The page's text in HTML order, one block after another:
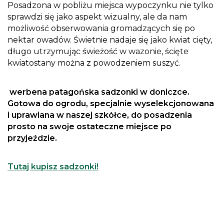
Posadzona w pobliżu miejsca wypoczynku nie tylko
sprawdzi się jako aspekt wizualny, ale da nam
możliwość obserwowania gromadzących się po
nektar owadów. Świetnie nadaje się jako kwiat cięty,
długo utrzymując świeżość w wazonie, ścięte
kwiatostany można z powodzeniem suszyć.
werbena patagońska sadzonki w doniczce.
Gotowa do ogrodu, specjalnie wyselekcjonowana
i uprawiana w naszej szkółce, do posadzenia
prosto na swoje ostateczne miejsce po
przyjeździe.
Tutaj kupisz sadzonki!